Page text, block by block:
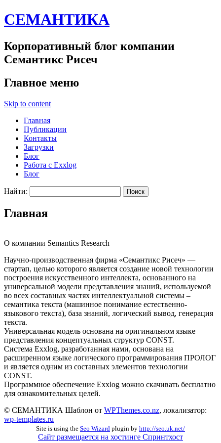
СЕМАНТИКА
Корпоративный блог компании
Семантикс Рисеч
Главное меню
Skip to content
Главная
Публикации
Контакты
Загрузки
Блог
Работа с Exxlog
Блог
Найти:
Главная
О компании Semantics Research
Научно-производственная фирма «Семантикс Рисеч» —
стартап, целью которого является создание новой технологии
построения искусственного интеллекта, основанного на
универсальной модели представления знаний, используемой
во всех составных частях интеллектуальной системы –
семантика текста (машинное понимание естественно-
языкового текста), база знаний, логический вывод, генерация
текста.
Универсальная модель основана на оригинальном языке
представления концептуальных структур CONST.
Система Exxlog, разработанная нами, основана на
расширенном языке логического программирования ПРОЛОГ
и является одним из составных элементов технологии
CONST.
Программное обеспечение Exxlog можно скачивать бесплатно
для ознакомительных целей.
© СЕМАНТИКА Шаблон от WPThemes.co.nz, локализатор:
wp-templates.ru
Site is using the Seo Wizard plugin by http://seo.uk.net/
Сайт размещается на хостинге Спринтхост